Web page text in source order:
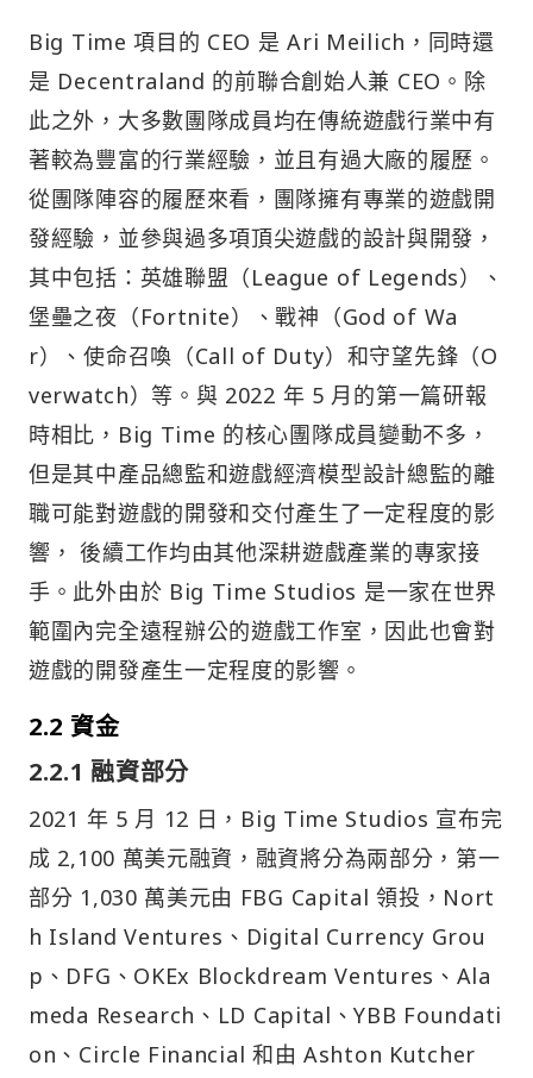
Big Time 項目的 CEO 是 Ari Meilich，同時還
是 Decentraland 的前聯合創始人兼 CEO。除
此之外，大多數團隊成員均在傳統遊戲行業中有
著較為豐富的行業經驗，並且有過大廠的履歷。
從團隊陣容的履歷來看，團隊擁有專業的遊戲開
發經驗，並參與過多項頂尖遊戲的設計與開發，
其中包括：英雄聯盟（League of Legends）、
堡壘之夜（Fortnite）、戰神（God of Wa
r）、使命召喚（Call of Duty）和守望先鋒（O
verwatch）等。與 2022 年 5 月的第一篇研報
時相比，Big Time 的核心團隊成員變動不多，
但是其中產品總監和遊戲經濟模型設計總監的離
職可能對遊戲的開發和交付產生了一定程度的影
響， 後續工作均由其他深耕遊戲產業的專家接
手。此外由於 Big Time Studios 是一家在世界
範圍內完全遠程辦公的遊戲工作室，因此也會對
遊戲的開發產生一定程度的影響。
2.2 資金
2.2.1 融資部分
2021 年 5 月 12 日，Big Time Studios 宣布完
成 2,100 萬美元融資，融資將分為兩部分，第一
部分 1,030 萬美元由 FBG Capital 領投，Nort
h Island Ventures、Digital Currency Grou
p、DFG、OKEx Blockdream Ventures、Ala
meda Research、LD Capital、YBB Foundati
on、Circle Financial 和由 Ashton Kutcher